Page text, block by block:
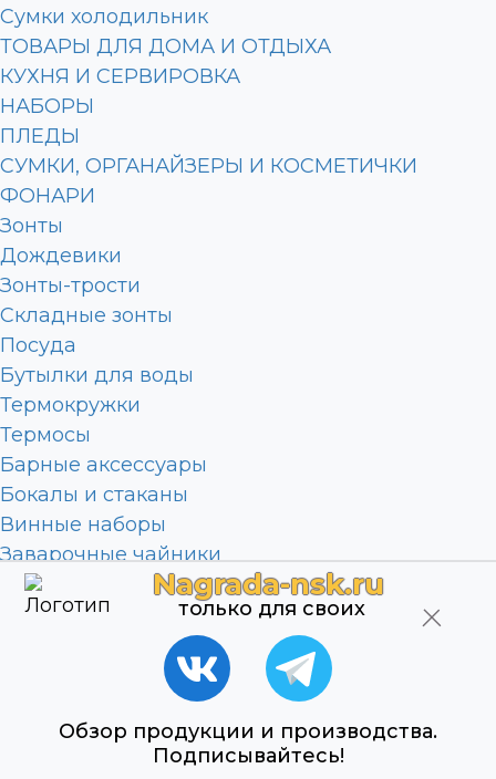
Сумки холодильник
ТОВАРЫ ДЛЯ ДОМА И ОТДЫХА
КУХНЯ И СЕРВИРОВКА
НАБОРЫ
ПЛЕДЫ
СУМКИ, ОРГАНАЙЗЕРЫ И КОСМЕТИЧКИ
ФОНАРИ
Зонты
Дождевики
Зонты-трости
Складные зонты
Посуда
Бутылки для воды
Термокружки
Термосы
Барные аксессуары
Бокалы и стаканы
Винные наборы
Заварочные чайники
Кружки
Ланч боксы
Наборы для виски
Наборы с бутылками
Наборы с термокружками
Фляги и фляжки
Чайные и кофейные наборы
Nagrada-nsk.ru
только для своих
Обзор продукции и производства.
Подписывайтесь!